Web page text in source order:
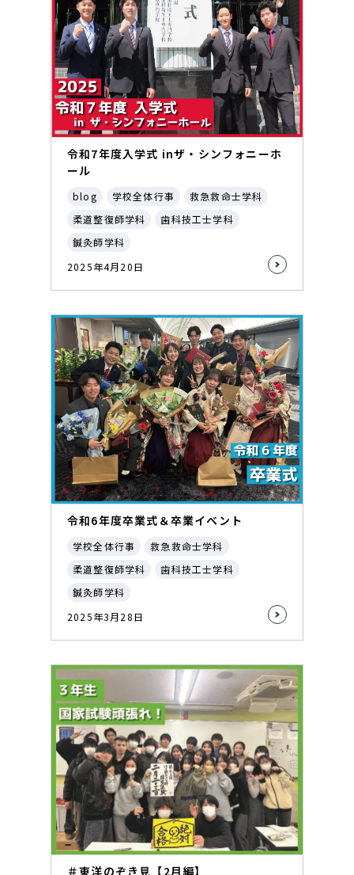
令和7年度入学式 inザ・シンフォニーホ
ール
blog 学校全体行事
救急救命士学科
柔道整復師学科
歯科技工士学科
鍼灸師学科
2025年4月20日
令和6年度卒業式＆卒業イベント
学校全体行事
救急救命士学科
柔道整復師学科
歯科技工士学科
鍼灸師学科
2025年3月28日
＃東洋のぞき見【2月編】